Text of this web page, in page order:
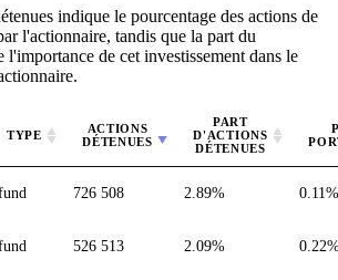
indique le pourcentage des actions de
l'actionnaire, tandis que la part du
l'importance de cet investissement dans le
TYPE
ACTIONS
DÉTENUES
PART
D'ACTIONS
DÉTENUES
726 508 2.89% 0.11%
526 513 2.09%